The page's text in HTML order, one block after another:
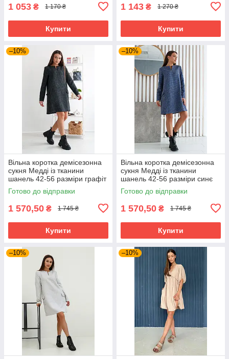
1 053 ₴ 1 170 ₴
Купити
1 143 ₴ 1 270 ₴
Купити
–10%
Вільна коротка демісезонна
сукня Медді із тканини
шанель 42-56 разміри графіт
Готово до відправки
1 570,50 ₴ 1 745 ₴
Купити
–10%
Вільна коротка демісезонна
сукня Медді із тканини
шанель 42-56 разміри синє
Готово до відправки
1 570,50 ₴ 1 745 ₴
Купити
–10% –10%